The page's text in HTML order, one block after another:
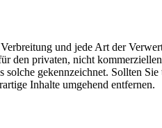
und jede Art der
den privaten, nicht
gekennzeichnet. Sollten Sie
Inhalte umgehend entfernen.